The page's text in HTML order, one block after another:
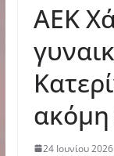
ΑΕΚ
24 Ιουνίου 2026